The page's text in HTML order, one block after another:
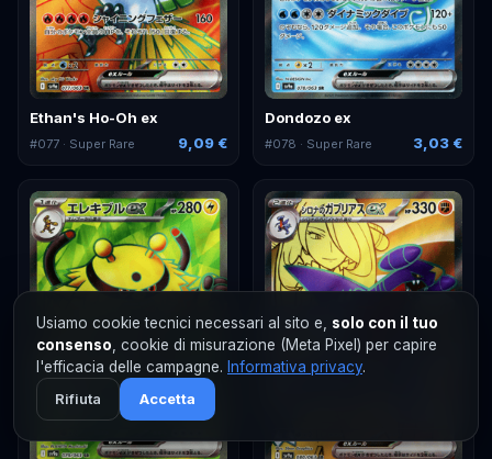
Ethan's Ho-Oh ex
#077 · Super Rare 9,09 €
Dondozo ex
#078 · Super Rare 3,03 €
Usiamo cookie tecnici necessari al sito e, solo con il tuo
consenso , cookie di misurazione (Meta Pixel) per capire
l'efficacia delle campagne. Informativa privacy.
Rifiuta
Accetta